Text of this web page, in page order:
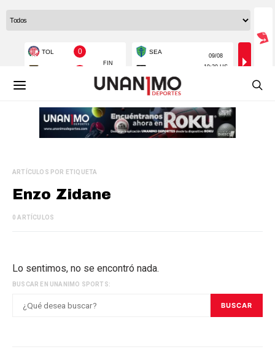
ARTÍCULOS POR ETIQUETA
Enzo Zidane
0 ARTÍCULOS
Lo sentimos, no se encontró nada.
BUSCAR EN UNANIMO SPORTS:
BUSCAR